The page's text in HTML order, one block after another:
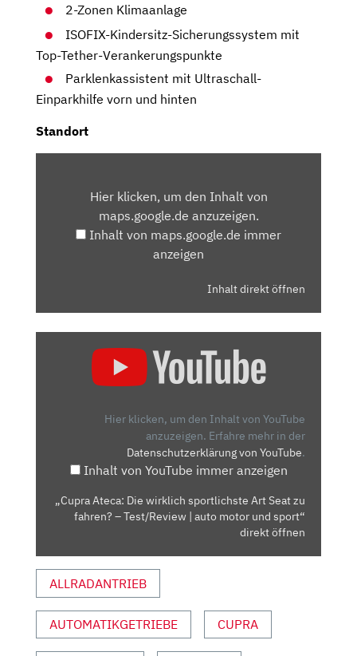
2-Zonen Klimaanlage
ISOFIX-Kindersitz-Sicherungssystem mit
Top-Tether-Verankerungspunkte
Parklenkassistent mit Ultraschall-
Einparkhilfe vorn und hinten
Standort
MAPS.GOOGLE.DEHier klicken, um den Inhalt von
maps.google.de anzuzeigen.
Inhalt von maps.google.de immer
anzeigen
Inhalt direkt öffnen
SPORTLICHSTE
FAHREN?
AUTO
MOTOR
UND
SPORT“
Hier klicken, um den Inhalt von YouTube
anzuzeigen. Erfahre mehr in der
Datenschutzerklärung von YouTube.
Inhalt von YouTube immer anzeigen
„Cupra Ateca: Die wirklich sportlichste Art Seat zu
fahren? – Test/Review | auto motor und sport“
direkt öffnen
ALLRADANTRIEB
AUTOMATIKGETRIEBE CUPRA